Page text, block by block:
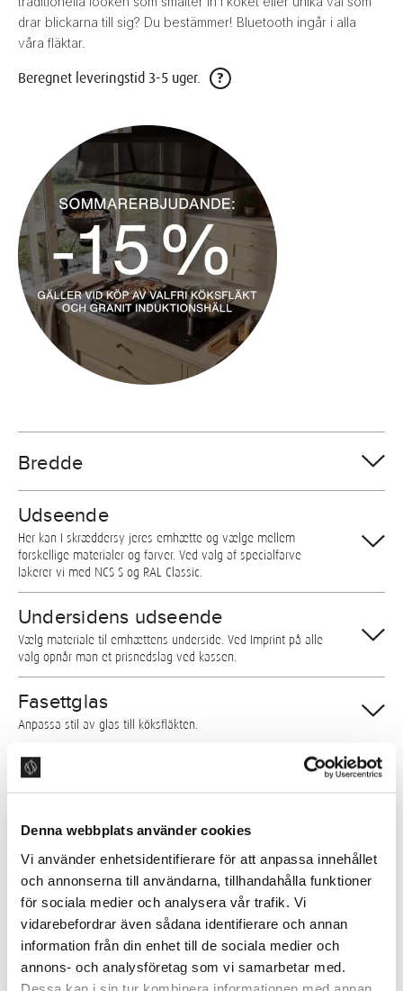
Denna webbplats använder cookies
Vi använder enhetsidentifierare för att anpassa innehållet
och annonserna till användarna, tillhandahålla funktioner
för sociala medier och analysera vår trafik. Vi
vidarebefordrar även sådana identifierare och annan
information från din enhet till de sociala medier och
annons- och analysföretag som vi samarbetar med.
drar blickarna till sig? Du bestämmer! Bluetooth ingår i alla
våra fläktar.
Beregnet leveringstid 3-5 uger. ?
Bredde
Udseende
Her kan I skræddersy jeres emhætte og vælge mellem
forskellige materialer og farver. Ved valg af specialfarve
lakerer vi med NCS S og RAL Classic.
Undersidens udseende
Vælg materiale til emhættens underside. Ved Imprint på alle
valg opnår man et prisnedslag ved kassen.
Fasettglas
Anpassa stil av glas till köksfläkten.
Ventilationssystem
Her vælger I, hvilket ventilationssystem, som emhætten skal
InHouse kulfiltersystem
Det re-cirkulerende kulfiltersystem InHouse leveres sammen
med vores indbyggede EC-motor.
PlasmaClean
Højtydende elektronisk kulfiltersystem af plasmatypen.
Leveres sammen med vores indbyggede EC-motor.